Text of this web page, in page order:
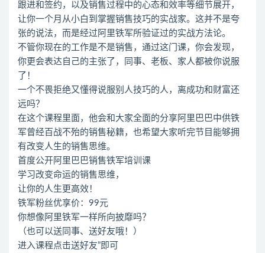
跟进和签约，以及销售过程中的心态和效率等细节展开，
让你一个月从小白到掌握销售技巧的实战家。这并不是夸
张的说法，而是经过阿里铁军所验证过的实战方法论。
不管你现在的工作是不是销售，通过这门课，你会发现，
你更会表达自己的主张了，同事、老板、家人都被你说服
了！
一个不畏拒绝又懂得说服别人技巧的人，离成功和财富还
远吗？
在这个课程里面，他会和大家全面的分享阿里巴巴中供铁
军曾经百战不殆的销售秘籍，也希望大家听完节目能够拥
有改变人生的销售思维。
首度公开阿里巴巴销售铁军培训课
学习改变命运的销售思维，
让你的人生更高效！
铁军粉丝优享价：99元
你想像阿里铁军一样所向披靡吗？
（也可以送同事、送好友哦！）
进入课程点击送好友”即可